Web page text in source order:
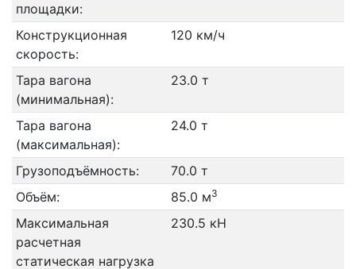
площадки:
Конструкционная
скорость:
120 км/ч
Тара вагона
(минимальная):
23.0 т
Тара вагона
(максимальная):
24.0 т
Грузоподъёмность:
70.0 т
Объём:
85.0 м3
Максимальная
расчетная
статическая нагрузка
230.5 кН